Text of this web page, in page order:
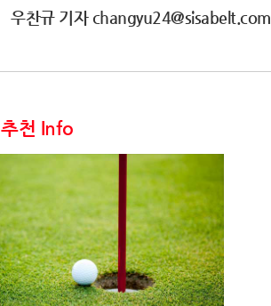
우찬규 기자 changyu24@sisabelt.com
추천 Info